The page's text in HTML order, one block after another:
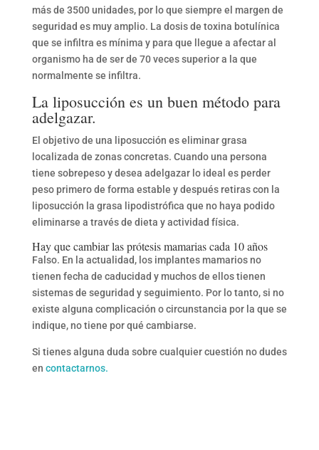
más de 3500 unidades, por lo que siempre el margen de
seguridad es muy amplio. La dosis de toxina botulínica
que se infiltra es mínima y para que llegue a afectar al
organismo ha de ser de 70 veces superior a la que
normalmente se infiltra.
La liposucción es un buen método para
adelgazar.
El objetivo de una liposucción es eliminar grasa
localizada de zonas concretas. Cuando una persona
tiene sobrepeso y desea adelgazar lo ideal es perder
peso primero de forma estable y después retiras con la
liposucción la grasa lipodistrófica que no haya podido
eliminarse a través de dieta y actividad física.
Hay que cambiar las prótesis mamarias cada 10 años
Falso. En la actualidad, los implantes mamarios no
tienen fecha de caducidad y muchos de ellos tienen
sistemas de seguridad y seguimiento. Por lo tanto, si no
existe alguna complicación o circunstancia por la que se
indique, no tiene por qué cambiarse.
Si tienes alguna duda sobre cualquier cuestión no dudes
en contactarnos.